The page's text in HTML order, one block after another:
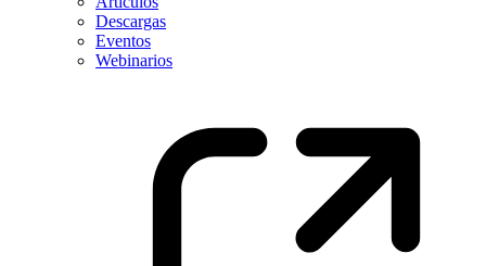
Descargas
Eventos
Webinarios